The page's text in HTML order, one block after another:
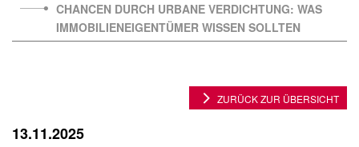
CHANCEN DURCH URBANE VERDICHTUNG: WAS
IMMOBILIENEIGENTÜMER WISSEN SOLLTEN
13.11.2025
ZURÜCK ZUR ÜBERSICHT